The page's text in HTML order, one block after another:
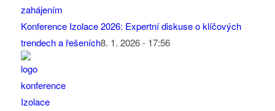
Konference Izolace 2026: Expertní diskuse o klíčových
trendech a řešeních8. 1. 2026 - 17:56